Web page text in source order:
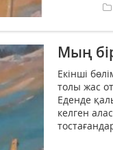
Мың
Екінші
толы жас
Еденде
келген